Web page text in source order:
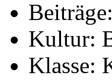
Kultur:
Klasse: